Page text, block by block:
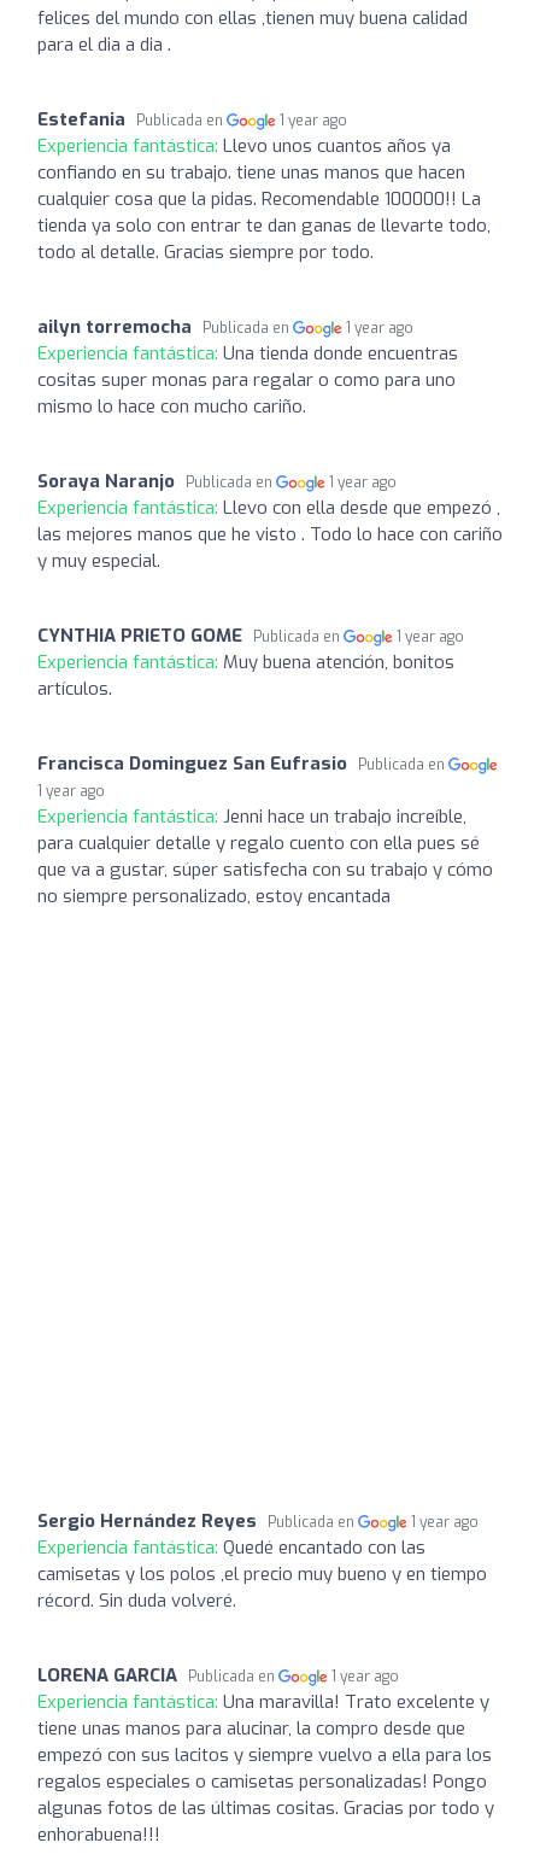
felices del mundo con ellas ,tienen muy buena calidad
para el dia a dia .
Estefania Publicada en 1 year ago
Experiencia fantástica: Llevo unos cuantos años ya
confiando en su trabajo. tiene unas manos que hacen
cualquier cosa que la pidas. Recomendable 100000!! La
tienda ya solo con entrar te dan ganas de llevarte todo,
todo al detalle. Gracias siempre por todo.
ailyn torremocha Publicada en 1 year ago
Experiencia fantástica: Una tienda donde encuentras
cositas super monas para regalar o como para uno
mismo lo hace con mucho cariño.
Soraya Naranjo Publicada en 1 year ago
Experiencia fantástica: Llevo con ella desde que empezó ,
las mejores manos que he visto . Todo lo hace con cariño
y muy especial.
CYNTHIA PRIETO GOME Publicada en 1 year ago
Experiencia fantástica: Muy buena atención, bonitos
artículos.
Francisca Dominguez San Eufrasio
Publicada en
1 year ago
Experiencia fantástica: Jenni hace un trabajo increíble,
para cualquier detalle y regalo cuento con ella pues sé
que va a gustar, súper satisfecha con su trabajo y cómo
no siempre personalizado, estoy encantada
Sergio Hernández Reyes Publicada en 1 year ago
Experiencia fantástica: Quedé encantado con las
camisetas y los polos ,el precio muy bueno y en tiempo
récord. Sin duda volveré.
LORENA GARCIA Publicada en 1 year ago
Experiencia fantástica: Una maravilla! Trato excelente y
tiene unas manos para alucinar, la compro desde que
empezó con sus lacitos y siempre vuelvo a ella para los
regalos especiales o camisetas personalizadas! Pongo
algunas fotos de las últimas cositas. Gracias por todo y
enhorabuena!!!